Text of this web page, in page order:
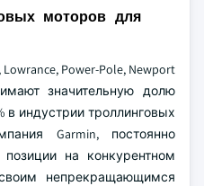
моторов для
Power-Pole, Newport
значительную долю
в индустрии троллинговых
Garmin, постоянно
на конкурентном
непрекращающимся